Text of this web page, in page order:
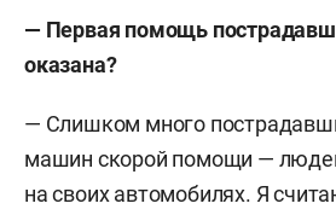
— Первая помощь
оказана?
— Слишком много
машин скорой помощи —
на своих автомобилях. Я